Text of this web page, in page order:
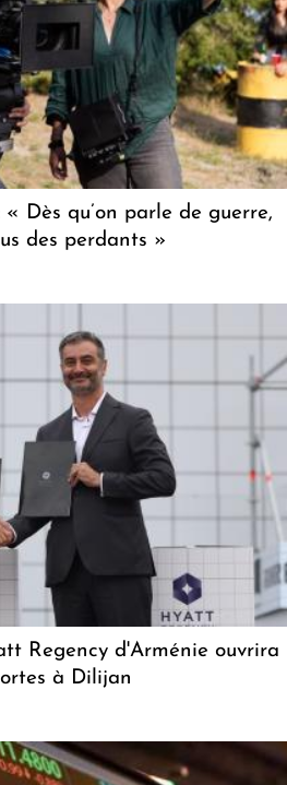
« Dès qu’on parle de guerre,
des perdants »
Regency d'Arménie ouvrira
à Dilijan